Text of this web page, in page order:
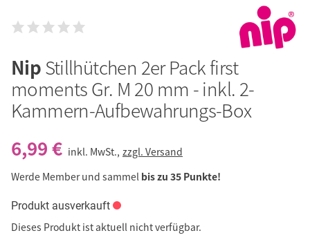
NipStillhütchen 2er Pack first
moments Gr. M 20 mm - inkl. 2-
Kammern-Aufbewahrungs-Box
6,99 € inkl. MwSt., zzgl. Versand
Werde Member und sammel bis zu 35 Punkte!
Produkt ausverkauft
Dieses Produkt ist aktuell nicht verfügbar.